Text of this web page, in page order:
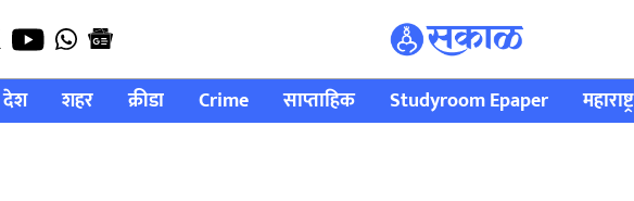
देश शहर क्रीडा Crime साप्ताहिक Studyroom Epaper महाराष्ट्र